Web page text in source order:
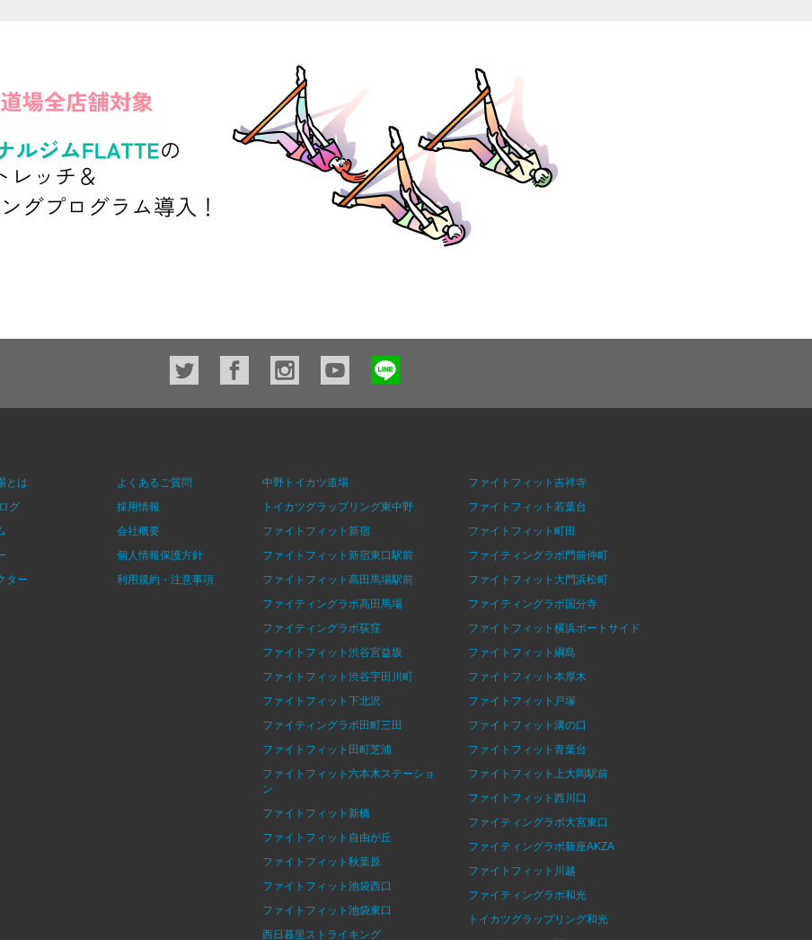
とは
グ
ター
よくあるご質問
採用情報
会社概要
個人情報保護方針
利用規約・注意事項
中野トイカツ道場
トイカツグラップリング東中野
ファイトフィット新宿
ファイトフィット新宿東口駅前
ファイトフィット高田馬場駅前
ファイティングラボ高田馬場
ファイティングラボ荻窪
ファイトフィット渋谷宮益坂
ファイトフィット渋谷宇田川町
ファイトフィット下北沢
ファイティングラボ田町三田
ファイトフィット田町芝浦
ファイトフィット六本木ステーショ
ン
ファイトフィット新橋
ファイトフィット自由が丘
ファイトフィット秋葉原
ファイトフィット池袋西口
ファイトフィット池袋東口
西日暮里ストライキング
ファイトフィット吉祥寺
ファイトフィット若葉台
ファイトフィット町田
ファイティングラボ門前仲町
ファイトフィット大門浜松町
ファイティングラボ国分寺
ファイトフィット横浜ポートサイド
ファイトフィット綱島
ファイトフィット本厚木
ファイトフィット戸塚
ファイトフィット溝の口
ファイトフィット青葉台
ファイトフィット上大岡駅前
ファイトフィット西川口
ファイティングラボ大宮東口
ファイティングラボ新座AKZA
ファイトフィット川越
ファイティングラボ和光
トイカツグラップリング和光